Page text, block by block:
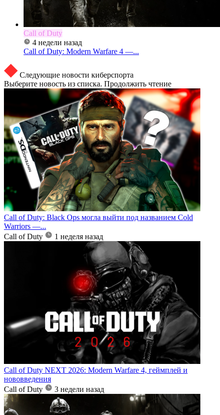
Call of Duty
4 недели назад
Call of Duty: Modern Warfare 4 —...
Следующие новости киберспорта
Выберите новость из списка. Продолжить чтение
Call of Duty: Black Ops могла выйти под названием Cold
Warriors —...
Call of Duty
1 неделя назад
Call of Duty NEXT 2026: Modern Warfare 4, геймплей и
нововведения
Call of Duty
3 недели назад